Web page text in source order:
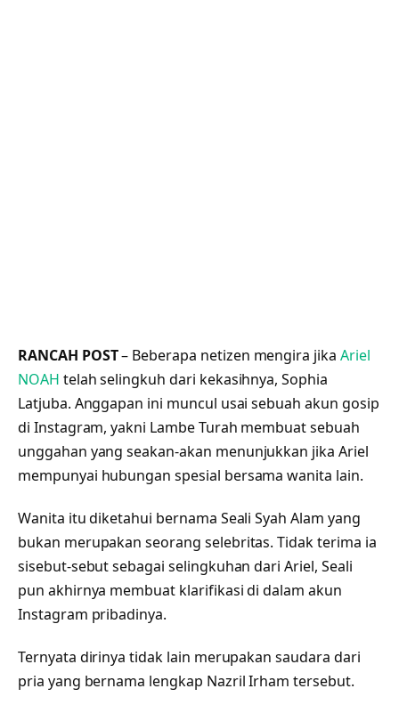
RANCAH POST– Beberapa netizen mengira jika Ariel
NOAH telah selingkuh dari kekasihnya, Sophia
Latjuba. Anggapan ini muncul usai sebuah akun gosip
di Instagram, yakni Lambe Turah membuat sebuah
unggahan yang seakan-akan menunjukkan jika Ariel
mempunyai hubungan spesial bersama wanita lain.
Wanita itu diketahui bernama Seali Syah Alam yang
bukan merupakan seorang selebritas. Tidak terima ia
sisebut-sebut sebagai selingkuhan dari Ariel, Seali
pun akhirnya membuat klarifikasi di dalam akun
Instagram pribadinya.
Ternyata dirinya tidak lain merupakan saudara dari
pria yang bernama lengkap Nazril Irham tersebut.